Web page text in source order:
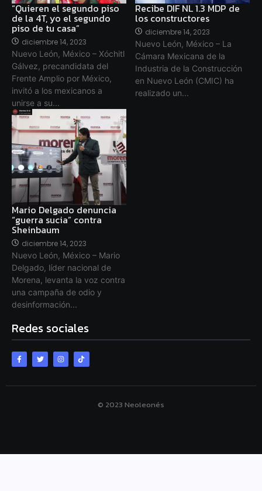
“Quieren el segundo piso
de la 4T, yo el segundo
piso de tu casa”
diciembre 14, 2023
Nuevo León, México – Xóchitl
Gálvez, precandidata del
Frente Amplio por México,
invitó a los mexicanos a
unirse a su...
Recibe DIF NL 1.3 MDP de
los constructores
diciembre 14, 2023
Nuevo León, México – La
Cámara Mexicana de la
Industria de la Construcción
en Nuevo León (CMIC) ha
realizado un...
Mario Delgado denuncia
“guerra sucia” contra
Sheinbaum
diciembre 14, 2023
Nuevo León, México – Mario
Delgado, líder nacional de
Morena, levanta la voz contra
una campaña de odio y
desinformación...
Redes sociales
© 2023 Neoleonés